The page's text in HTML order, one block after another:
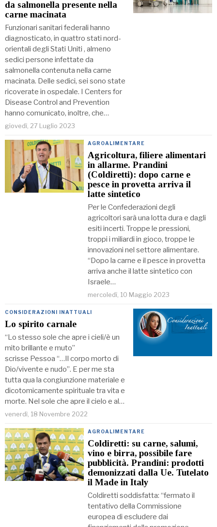
da salmonella presente nella
carne macinata
Funzionari sanitari federali hanno
diagnosticato, in quattro stati nord-
orientali degli Stati Uniti , almeno
sedici persone infettate da
salmonella contenuta nella carne
macinata. Delle sedici, sei sono state
ricoverate in ospedale. I Centers for
Disease Control and Prevention
hanno comunicato, inoltre, che…
giovedì, 27 Luglio 2023
AGROALIMENTARE
Agricoltura, filiere alimentari
in allarme. Prandini
(Coldiretti): dopo carne e
pesce in provetta arriva il
latte sintetico
Per le Confederazioni degli
agricoltori sarà una lotta dura e dagli
esiti incerti. Troppe le pressioni,
troppi i miliardi in gioco, troppe le
innovazioni nel settore alimentare.
“Dopo la carne e il pesce in provetta
arriva anche il latte sintetico con
Israele…
mercoledì, 10 Maggio 2023
CONSIDERAZIONI INATTUALI
Lo spirito carnale
“Lo stesso sole che apre i cieli/è un
mito brillante e muto”
scrisse Pessoa “…Il corpo morto di
Dio/vivente e nudo”. E per me sta
tutta qua la congiunzione materiale e
dicotomicamente spirituale tra vita e
morte. Nel sole che apre il cielo e al…
venerdì, 18 Novembre 2022
AGROALIMENTARE
Coldiretti: su carne, salumi,
vino e birra, possibile fare
pubblicità. Prandini: prodotti
demonizzati dalla Ue. Tutelato
il Made in Italy
Coldiretti soddisfatta: “fermato il
tentativo della Commissione
europea di escludere dai